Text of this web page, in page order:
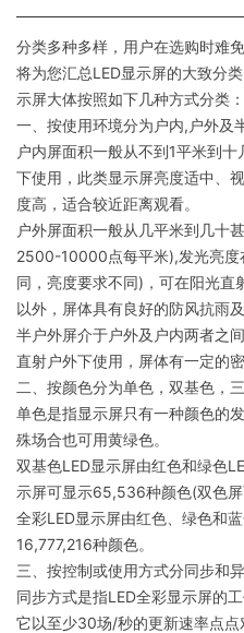
分类多种多样，用户在选购时难
将为您汇总LED显示屏的大致分
示屏大体按照如下几种方式分类：
一、按使用环境分为户内,户外及
户内屏面积一般从不到1平米到
下使用，此类显示屏亮度适中、
度高，适合较近距离观看。
户外屏面积一般从几平米到几十
2500-10000点每平米),发光亮
同，亮度要求不同)，可在阳光直
以外，屏体具有良好的防风抗雨及
半户外屏介于户外及户内两者之
直射户外下使用，屏体有一定的
二、按颜色分为单色，双基色，
单色是指显示屏只有一种颜色的
殊场合也可用黄绿色。
双基色LED显示屏由红色和绿色
示屏可显示65,536种颜色(双色屏
全彩LED显示屏由红色、绿色和
16,777,216种颜色。
三、按控制或使用方式分同步和
同步方式是指LED全彩显示屏的
它以至少30场/秒的更新速率点